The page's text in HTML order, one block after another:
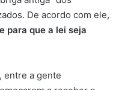
De acordo com ele,
para que a lei seja
entre a gente